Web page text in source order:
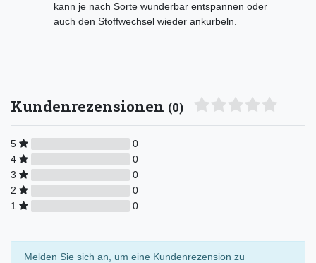
kann je nach Sorte wunderbar entspannen oder
auch den Stoffwechsel wieder ankurbeln.
Kundenrezensionen (0)
5
0
4
0
3
0
2
0
1
0
Melden Sie sich an, um eine Kundenrezension zu